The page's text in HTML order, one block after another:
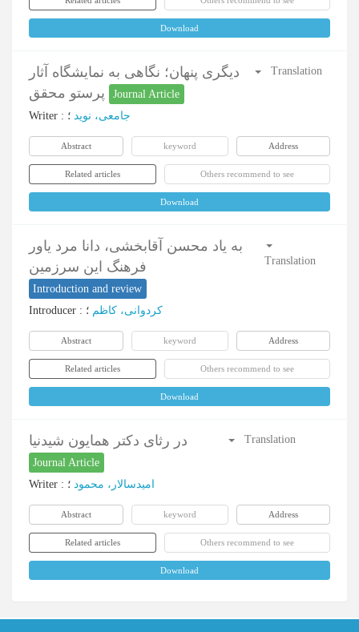
Download
دیگری پنهان؛ نگاهی به نمایشگاه آثار
Journal Article
Translation
Writer : جامعی، نوید ؛
Abstract keyword Address
Related articles Others recommend to see
Download
به یاد محسن آقابخشی، دانا مرد یاور
فرهنگ این سرزمین
Introduction and review
Translation
Introducer : کردوانی، کاظم ؛
Abstract keyword Address
Related articles Others recommend to see
Download
در رثای دکتر همایون شیدنیا
Journal Article
Translation
Writer : امیدسالار، محمود ؛
Abstract keyword Address
Related articles Others recommend to see
Download